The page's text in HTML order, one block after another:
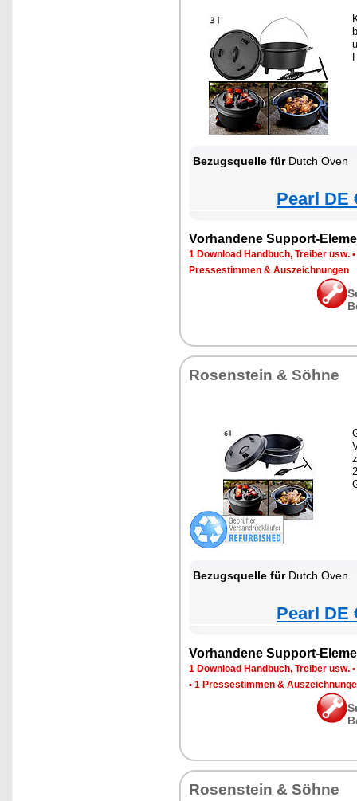
Bezugsquelle fürDutch Oven
Pearl DE
Vorhandene Support-
1 Download Handbuch, Treiber usw. •
Pressestimmen & Auszeichnungen
Rosenstein & Söhne
Bezugsquelle fürDutch Oven
Pearl DE
Vorhandene Support-
1 Download Handbuch, Treiber usw. •
• 1 Pressestimmen &
Rosenstein & Söhne